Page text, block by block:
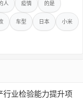
人 疫情 的是
车型 日本 小米
行业检验能力提升项